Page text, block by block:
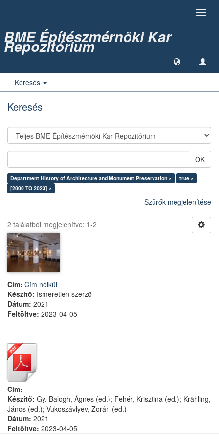
BME Építészmérnöki Kar
Repozitórium
Keresés
Keresés
OK
Department History of Architecture and Monument Preservation ×
true ×
[2000 TO 2023] ×
Szűrők megjelenítése
2 találatból megjelenítve: 1-2
Cím: Cím nélkül
Készítő: Ismeretlen szerző
Dátum: 2021
Feltöltve: 2023-04-05
Cím:
Készítő: Gy. Balogh, Ágnes (ed.); Fehér, Krisztina (ed.); Krähling,
János (ed.); Vukoszávlyev, Zorán (ed.)
Dátum: 2021
Feltöltve: 2023-04-05